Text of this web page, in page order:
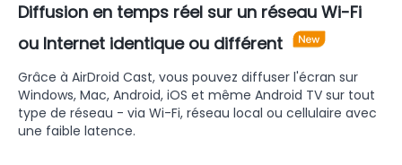
Diffusion en temps réel sur un réseau Wi-Fi
ou Internet identique ou différent
Grâce à AirDroid Cast, vous pouvez diffuser l'écran sur
Windows, Mac, Android, iOS et même Android TV sur tout
type de réseau - via Wi-Fi, réseau local ou cellulaire avec
une faible latence.